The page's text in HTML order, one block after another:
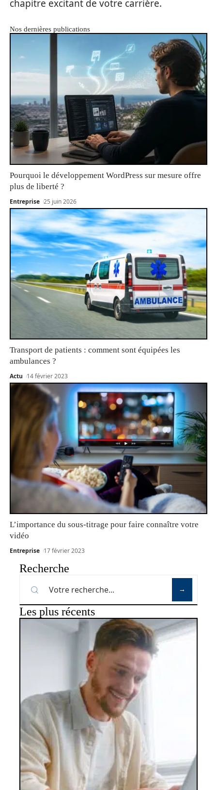
chapitre excitant de votre carrière.
Nos dernières publications
Pourquoi le développement WordPress sur mesure offre
plus de liberté ?
Entreprise 25 juin 2026
Transport de patients : comment sont équipées les
ambulances ?
Actu 14 février 2023
L’importance du sous-titrage pour faire connaître votre
vidéo
Entreprise 17 février 2023
Recherche
Les plus récents